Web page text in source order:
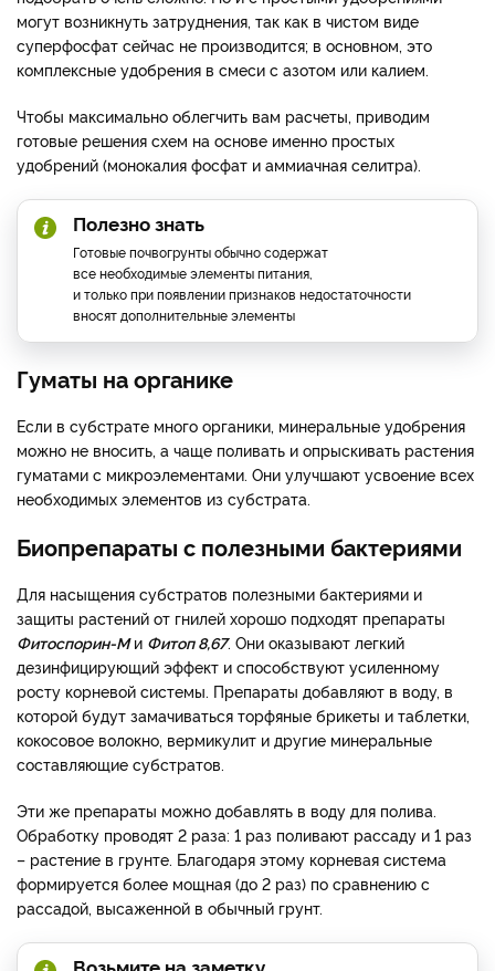
могут возникнуть затруднения, так как в чистом виде
суперфосфат сейчас не производится; в основном, это
комплексные удобрения в смеси с азотом или калием.
Чтобы максимально облегчить вам расчеты, приводим
готовые решения схем на основе именно простых
удобрений (монокалия фосфат и аммиачная селитра).
Полезно знать
Готовые почвогрунты обычно содержат
все необходимые элементы питания,
и только при появлении признаков недостаточности
вносят дополнительные элементы
Гуматы на органике
Если в субстрате много органики, минеральные удобрения
можно не вносить, а чаще поливать и опрыскивать растения
гуматами с микроэлементами. Они улучшают усвоение всех
необходимых элементов из субстрата.
Биопрепараты с полезными бактериями
Для насыщения субстратов полезными бактериями и
защиты растений от гнилей хорошо подходят препараты
Фитоспорин-Ми Фитоп 8,67. Они оказывают легкий
дезинфицирующий эффект и способствуют усиленному
росту корневой системы. Препараты добавляют в воду, в
которой будут замачиваться торфяные брикеты и таблетки,
кокосовое волокно, вермикулит и другие минеральные
составляющие субстратов.
Эти же препараты можно добавлять в воду для полива.
Обработку проводят 2 раза: 1 раз поливают рассаду и 1 раз
– растение в грунте. Благодаря этому корневая система
формируется более мощная (до 2 раз) по сравнению с
рассадой, высаженной в обычный грунт.